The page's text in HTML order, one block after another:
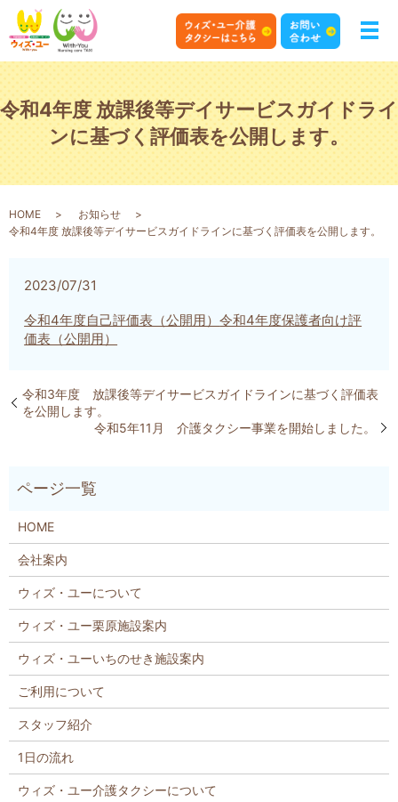
令和4年度 放課後等デイサービスガイドライ
ンに基づく評価表を公開します。
HOME
お知らせ
令和4年度 放課後等デイサービスガイドラインに基づく評価表を公開します。
2023/07/31
令和4年度自己評価表（公開用）令和4年度保護者向け評
価表（公開用）
令和3年度 放課後等デイサービスガイドラインに基づく評価表
を公開します。
令和5年11月 介護タクシー事業を開始しました。
HOME
会社案内
ウィズ・ユーについて
ウィズ・ユー栗原施設案内
ウィズ・ユーいちのせき施設案内
ご利用について
スタッフ紹介
1日の流れ
ウィズ・ユー介護タクシーについて